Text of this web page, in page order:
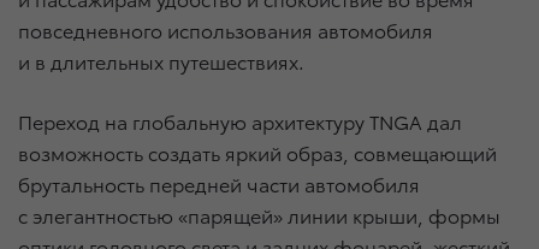
повседневного использования автомобиля
и в длительных путешествиях.
Переход на глобальную архитектуру TNGA дал
возможность создать яркий образ, совмещающий
брутальность передней части автомобиля
с элегантностью «парящей» линии крыши, формы